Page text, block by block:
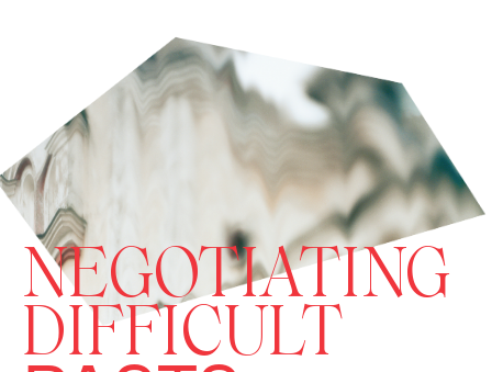
NEGOTIATING
DIFFICULT